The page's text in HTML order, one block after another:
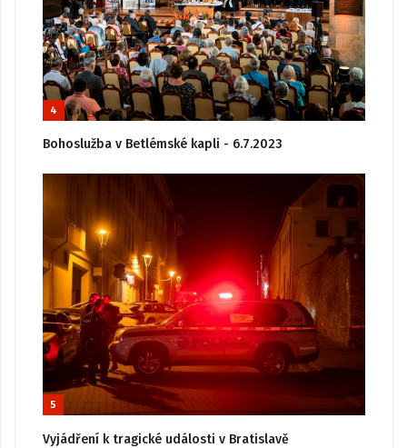
4
Bohoslužba v Betlémské kapli - 6.7.2023
5
Vyjádření k tragické události v Bratislavě